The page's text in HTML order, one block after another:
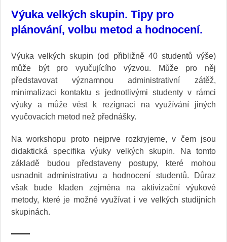
Výuka velkých skupin. Tipy pro
plánování, volbu metod a hodnocení.
Výuka velkých skupin (od přibližně 40 studentů výše)
může být pro vyučujícího výzvou. Může pro něj
představovat významnou administrativní zátěž,
minimalizaci kontaktu s jednotlivými studenty v rámci
výuky a může vést k rezignaci na využívání jiných
vyučovacích metod než přednášky.
Na workshopu proto nejprve rozkryjeme, v čem jsou
didaktická specifika výuky velkých skupin. Na tomto
základě budou představeny postupy, které mohou
usnadnit administrativu a hodnocení studentů. Důraz
však bude kladen zejména na aktivizační výukové
metody, které je možné využívat i ve velkých studijních
skupinách.